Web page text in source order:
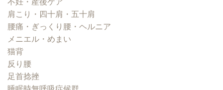
不妊・産後ケア
肩こり・四十肩・五十肩
腰痛・ぎっくり腰・ヘルニア
メニエル・めまい
猫背
反り腰
足首捻挫